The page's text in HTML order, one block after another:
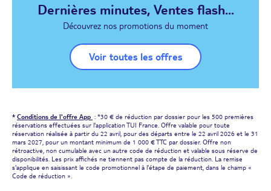
Dernières minutes, Ventes flash...
Découvrez nos promotions du moment
Voir toutes les offres
* Conditions de l'offre App : *30 € de réduction par dossier pour les 500 premières
réservations effectuées sur l'application TUI France. Offre valable pour toute
réservation réalisée à partir du 22 avril, pour des départs entre le 22 avril 2026 et le 31
mars 2027, pour un montant minimum de 1 000 € TTC par dossier. Offre non
rétroactive, non cumulable avec un autre code de réduction et valable sous réserve de
disponibilités. Les prix affichés ne tiennent pas compte de la réduction. La remise
s'applique en saisissant le code promotionnel à l'étape de paiement, dans le champ «
Code de réduction ».